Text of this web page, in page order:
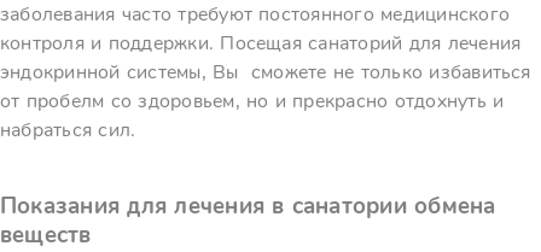
заболевания часто требуют постоянного медицинского
контроля и поддержки. Посещая санаторий для лечения
эндокринной системы, Вы сможете не только избавиться
от пробелм со здоровьем, но и прекрасно отдохнуть и
набраться сил.
Показания для лечения в санатории обмена
веществ